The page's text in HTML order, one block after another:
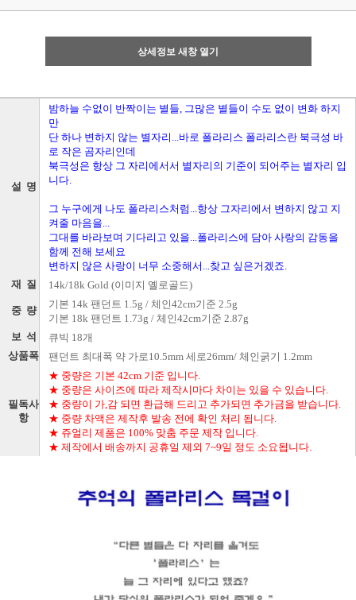
상세정보 새창 열기
설 명
밤하늘 수없이 반짝이는 별들, 그많은 별들이 수도 없이 변화 하지
만
단 하나 변하지 않는 별자리...바로 폴라리스 폴라리스란 북극성 바
로 작은 곰자리인데
북극성은 항상 그 자리에서서 별자리의 기준이 되어주는 별자리 입
니다.
그 누구에게 나도 폴라리스처럼...항상 그자리에서 변하지 않고 지
켜줄 마음을...
그대를 바라보며 기다리고 있을...폴라리스에 담아 사랑의 감동을
함께 전해 보세요
변하지 않은 사랑이 너무 소중해서...찾고 싶은거겠죠.
재 질 14k/18k Gold (이미지 옐로골드)
중 량
기본 14k 팬던트 1.5g / 체인42cm기준 2.5g
기본 18k 팬던트 1.73g / 체인42cm기준 2.87g
보 석 큐빅 18개
상품폭 팬던트 최대폭 약 가로10.5mm 세로26mm/ 체인굵기 1.2mm
필독사
항
★ 중량은 기본 42cm 기준 입니다.
★ 중량은 사이즈에 따라 제작시마다 차이는 있을 수 있습니다.
★ 중량이 가,감 되면 환급해 드리고 추가되면 추가금을 받습니다.
★ 중량 차액은 제작후 발송 전에 확인 처리 됩니다.
★ 쥬얼리 제품은 100% 맞춤 주문 제작 입니다.
★ 제작에서 배송까지 공휴일 제외 7~9일 정도 소요됩니다.